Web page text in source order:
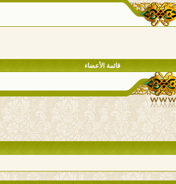
قائمة الأعضاء